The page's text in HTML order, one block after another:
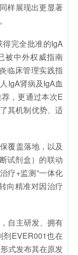
样展现出更显著
完全批准的IgA
被中外权威指南
临床管理实践指
IgA肾病及IgA血
，更通过本次E
其机制优势、适
覆盖落地，以及
试剂盒）的联动
疗+监测”一体化
向精准对因治疗
自主研发、拥有
EVER001也在
式发布其在原发